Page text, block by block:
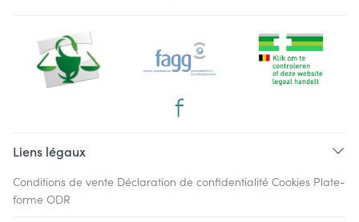
Liens légaux
Conditions de vente Déclaration de confidentialité Cookies Plate-
forme ODR